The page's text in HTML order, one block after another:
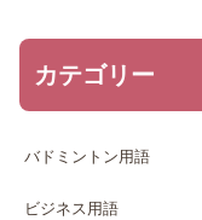
カテゴリー
バドミントン用語
ビジネス用語